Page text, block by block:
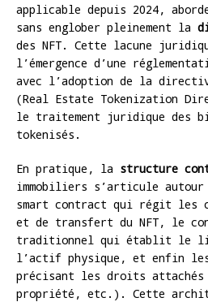
applicable depuis 2024,
sans englober pleinement la
des NFT. Cette lacune
l’émergence d’une
avec l’adoption de la directive
(Real Estate Tokenization
le traitement juridique des
tokenisés.
En pratique, la structure
immobiliers s’articule
smart contract qui régit les
et de transfert du NFT, le
traditionnel qui établit le
l’actif physique, et enfin les
précisant les droits
propriété, etc.). Cette